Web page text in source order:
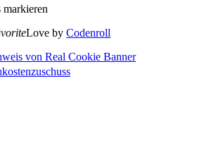
Love by Codenroll
von Real Cookie Banner